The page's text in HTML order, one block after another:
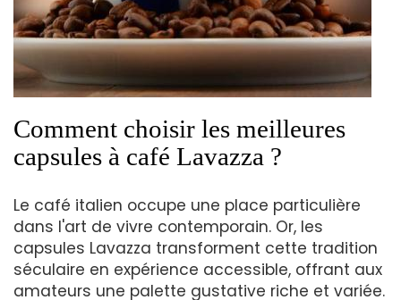
Comment choisir les meilleures
capsules à café Lavazza ?
Le café italien occupe une place particulière
dans l'art de vivre contemporain. Or, les
capsules Lavazza transforment cette tradition
séculaire en expérience accessible, offrant aux
amateurs une palette gustative riche et variée.